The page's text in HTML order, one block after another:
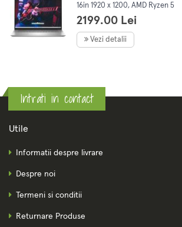
16in 1920 x 1200, AMD Ryzen 5
7530U 6C/12T, 2.0-4.5 GHz,
8Gb DDR4, 512Gb SSD, Win11
2199.00 Lei
Vezi detalii
Intrati in contact
Utile
Informatii despre livrare
Despre noi
Termeni si conditii
Returnare Produse